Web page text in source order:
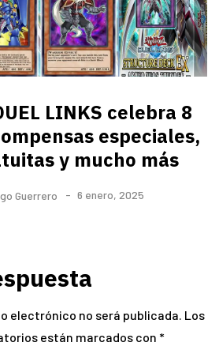
LINKS celebra 8
especiales,
y mucho más
Guerrero 6 enero, 2025
electrónico no será publicada. Los
están marcados con *